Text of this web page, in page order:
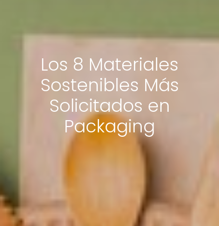
Los 8 Materiales
Sostenibles Más
Solicitados en
Packaging